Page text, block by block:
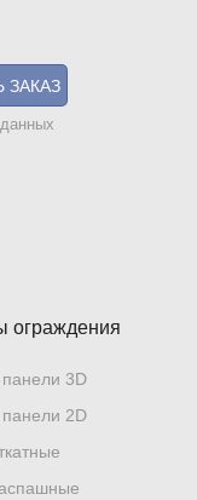
ограждения
3D
2D
ЗАКАЗ